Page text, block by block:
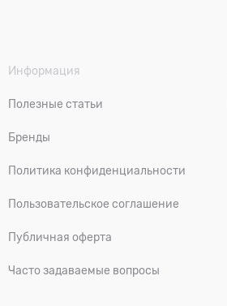
Информация
Полезные статьи
Бренды
Политика конфиденциальности
Пользовательское соглашение
Публичная оферта
Часто задаваемые вопросы